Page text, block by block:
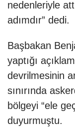
nedenleriyle
adımdır” dedi.
Başbakan
yaptığı
devrilmesinin
sınırında
bölgeyi “ele
duyurmuştu.